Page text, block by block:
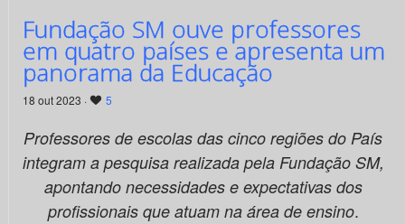
Fundação SM ouve professores
em quatro países e apresenta um
panorama da Educação
18 out 2023 · 5
Professores de escolas das cinco regiões do País
integram a pesquisa realizada pela Fundação SM,
apontando necessidades e expectativas dos
profissionais que atuam na área de ensino.